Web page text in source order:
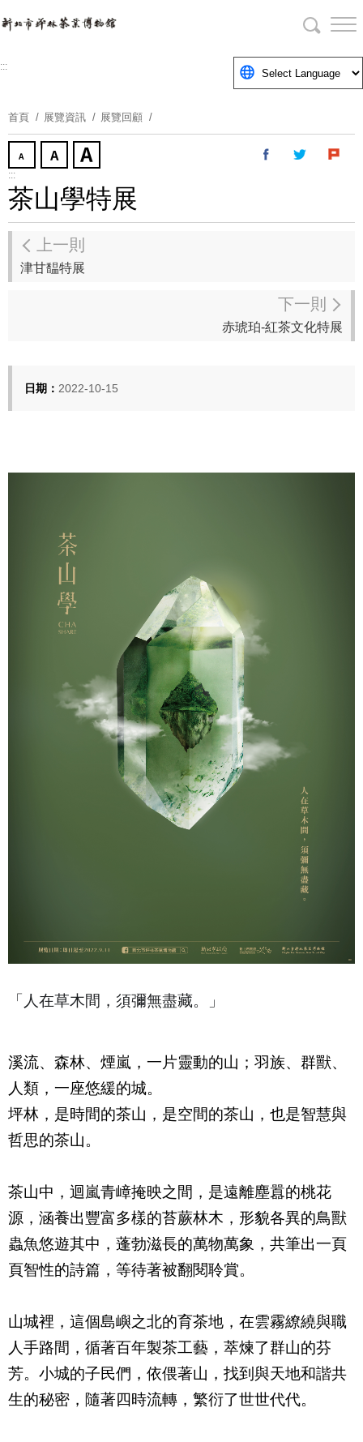
到
要
塊
:::
首頁 展覽資訊 展覽回顧
:::
茶山學特展
上一則
津甘馧特展
下一則
赤琥珀-紅茶文化特展
日期： 2022-10-15
「人在草木間，須彌無盡藏。」
溪流、森林、煙嵐，一片靈動的山；羽族、群獸、
人類，一座悠緩的城。
坪林，是時間的茶山，是空間的茶山，也是智慧與
哲思的茶山。
茶山中，迴嵐青嶂掩映之間，是遠離塵囂的桃花
源，涵養出豐富多樣的苔蕨林木，形貌各異的鳥獸
蟲魚悠遊其中，蓬勃滋長的萬物萬象，共筆出一頁
頁智性的詩篇，等待著被翻閱聆賞。
山城裡，這個島嶼之北的育茶地，在雲霧繚繞與職
人手路間，循著百年製茶工藝，萃煉了群山的芬
芳。小城的子民們，依偎著山，找到與天地和諧共
生的秘密，隨著四時流轉，繁衍了世世代代。